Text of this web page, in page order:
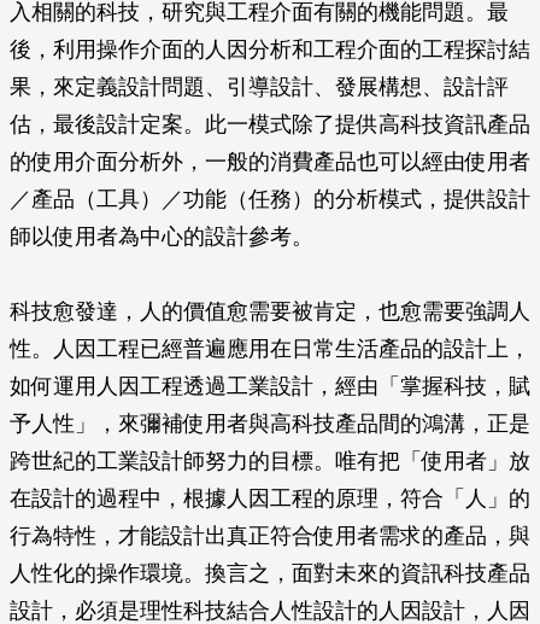
入相關的科技，研究與工程介面有關的機能問題。最
後，利用操作介面的人因分析和工程介面的工程探討結
果，來定義設計問題、引導設計、發展構想、設計評
估，最後設計定案。此一模式除了提供高科技資訊產品
的使用介面分析外，一般的消費產品也可以經由使用者
／產品（工具）／功能（任務）的分析模式，提供設計
師以使用者為中心的設計參考。
科技愈發達，人的價值愈需要被肯定，也愈需要強調人
性。人因工程已經普遍應用在日常生活產品的設計上，
如何運用人因工程透過工業設計，經由「掌握科技，賦
予人性」，來彌補使用者與高科技產品間的鴻溝，正是
跨世紀的工業設計師努力的目標。唯有把「使用者」放
在設計的過程中，根據人因工程的原理，符合「人」的
行為特性，才能設計出真正符合使用者需求的產品，與
人性化的操作環境。換言之，面對未來的資訊科技產品
設計，必須是理性科技結合人性設計的人因設計，人因